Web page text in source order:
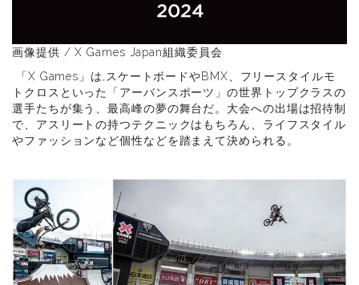
画像提供 / X Games Japan組織委員会
「X Games」は,スケートボードやBMX、フリースタイルモ
トクロスといった「アーバンスポーツ」の世界トップクラスの
選手たちが集う、最高峰の夢の舞台だ。大会への出場は招待制
で、アスリートの持つテクニックはもちろん、ライフスタイル
やファッションなど個性などを踏まえて決められる。